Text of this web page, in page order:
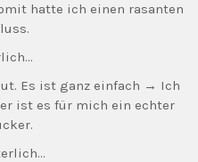
hatte ich einen rasanten
Es ist ganz einfach → Ich
ist es für mich ein echter